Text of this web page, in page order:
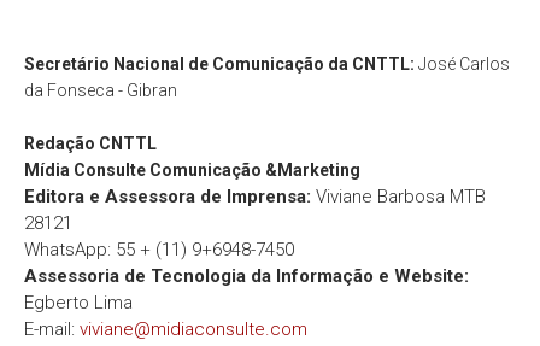
Secretário Nacional de Comunicação da CNTTL: José Carlos
da Fonseca - Gibran
Redação CNTTL
Mídia Consulte Comunicação &Marketing
Editora e Assessora de Imprensa: Viviane Barbosa MTB
28121
WhatsApp: 55 + (11) 9+6948-7450
Assessoria de Tecnologia da Informação e Website:
Egberto Lima
E-mail: viviane@midiaconsulte.com